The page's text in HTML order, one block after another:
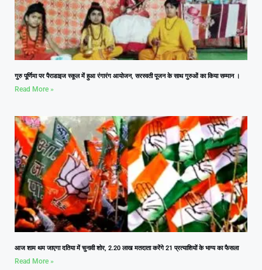
गुरु पूर्णिमा पर पैराडाइज स्कूल में हुआ रंगारंग आयोजन, सरस्वती पूजन के साथ गुरुओं का किया सम्मान ।
Read More »
आज शाम थम जाएगा दतिया में चुनावी शोर, 2.20 लाख मतदाता करेंगे 21 प्रत्याशियों के भाग्य का फैसला
Read More »